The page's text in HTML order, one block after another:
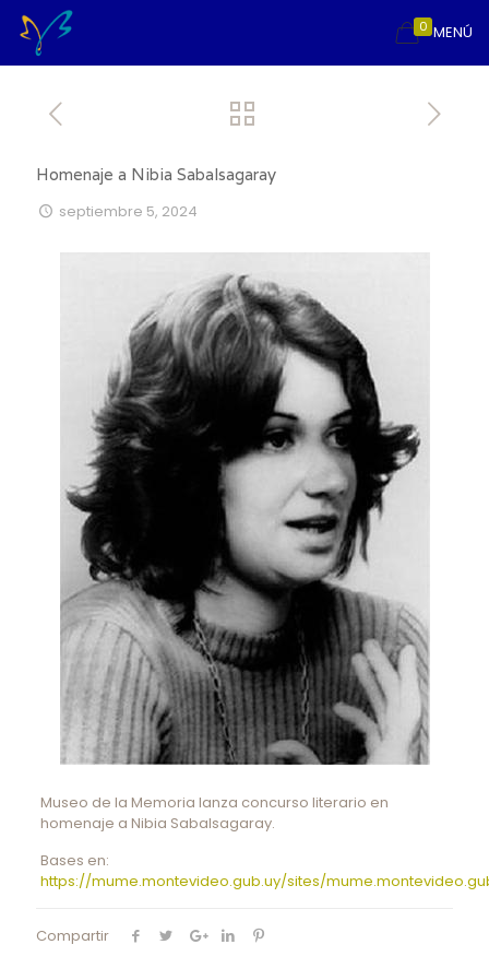
MENÚ
0
Homenaje a Nibia Sabalsagaray
septiembre 5, 2024
Museo de la Memoria lanza concurso literario en
homenaje a Nibia Sabalsagaray.
Bases en:
https://mume.montevideo.gub.uy/sites/
Compartir